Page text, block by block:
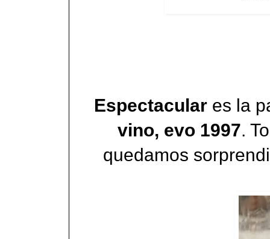
Espectacular es la
vino, evo 1997.
quedamos